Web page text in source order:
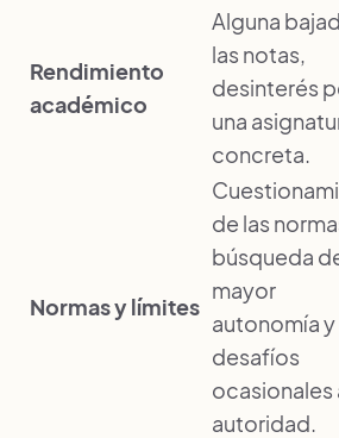
Rendimiento
académico
Alguna
las notas,
desinterés
una
concreta.
Normas y límites
de las
búsqueda
mayor
autonomía y
desafíos
ocasionales
autoridad.